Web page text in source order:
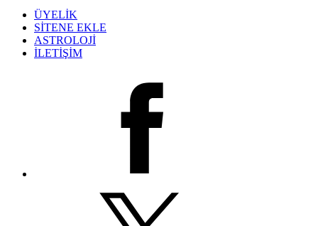
ÜYELİK
SİTENE EKLE
ASTROLOJİ
İLETİŞİM